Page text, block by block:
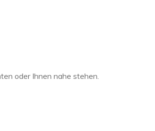
oder Ihnen nahe stehen.